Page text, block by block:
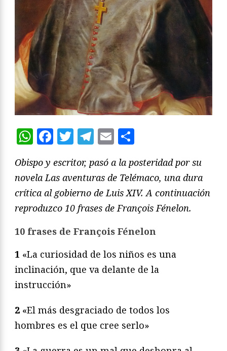
WhatsApp
Facebook
Twitter
Telegram
Email
Obispo y escritor, pasó a la posteridad por su
novela Las aventuras de Telémaco, una dura
crítica al gobierno de Luis XIV. A continuación
reproduzco 10 frases de François Fénelon.
10 frases de François Fénelon
1 «La curiosidad de los niños es una
inclinación, que va delante de la
instrucción»
2 «El más desgraciado de todos los
hombres es el que cree serlo»